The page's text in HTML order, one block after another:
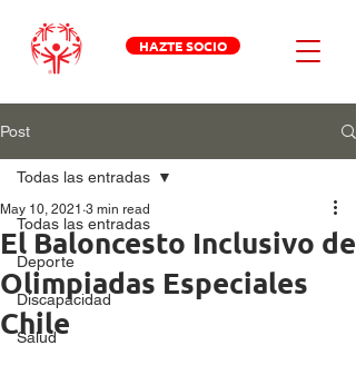
HAZTE SOCIO
Post
Todas las entradas
Deporte
Discapacidad
Salud
Todas las entradas
El Baloncesto Inclusivo de
Olimpiadas Especiales
Chile
May 10, 2021 3 min read